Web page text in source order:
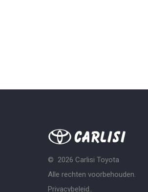
© 2026 Carlisi Toyota
Alle rechten voorbehouden.
Privacybeleid..